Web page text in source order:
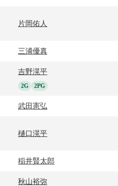
片岡佑人
三浦優真
吉野滉平
2G 2PG
武田憲弘
樋口滉平
稲井賢太郎
秋山裕弥